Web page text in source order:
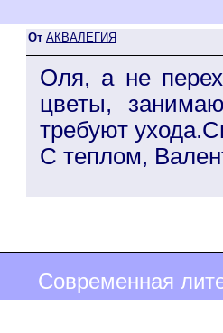
От АКВАЛЕГИЯ
Оля, а не
цветы,
требуют
С теплом,
Современная